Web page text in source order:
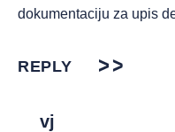
dokumentaciju za upis
REPLY
vj